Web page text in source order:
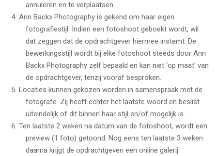
annuleren en te verplaatsen.
Ann Backx Photography is gekend om haar eigen
fotografiestijl. Indien een fotoshoot geboekt wordt, wil
dat zeggen dat de opdrachtgever hiermee instemt. De
bewerkingsstijl wordt bij elke fotoshoot steeds door Ann
Backx Photography zelf bepaald en kan niet ‘op maat’ van
de opdrachtgever, tenzij vooraf besproken.
Locaties kunnen gekozen worden in samenspraak met de
fotografe. Zij heeft echter het laatste woord en beslist
uiteindelijk of dit binnen haar stijl en/of mogelijk is.
Ten laatste 2 weken na datum van de fotoshoot, wordt een
preview (1 foto) getoond. Nog eens ten laatste 3 weken
daarna krijgt de opdrachtgeven een online galerij